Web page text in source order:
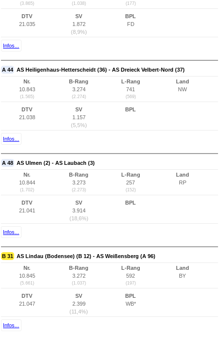
(3.865) (1.038) (177)
DTV
21.035
SV
1.872
(8,9%)
BPL
FD
Infos...
A 44 AS Heiligenhaus-Hetterscheidt (36) - AS Dreieck Velbert-Nord (37)
Nr.
10.843
(1.565)
B-Rang
3.274
(2.274)
L-Rang
741
(569)
Land
NW
DTV
21.038
SV
1.157
(5,5%)
BPL
Infos...
A 48 AS Ulmen (2) - AS Laubach (3)
Nr.
10.844
(1.702)
B-Rang
3.273
(2.273)
L-Rang
257
(152)
Land
RP
DTV
21.041
SV
3.914
(18,6%)
BPL
Infos...
B 31 AS Lindau (Bodensee) (B 12) - AS Weißensberg (A 96)
Nr.
10.845
(5.661)
B-Rang
3.272
(1.037)
L-Rang
592
(197)
Land
BY
DTV
21.047
SV
2.399
(11,4%)
BPL
WB*
Infos...